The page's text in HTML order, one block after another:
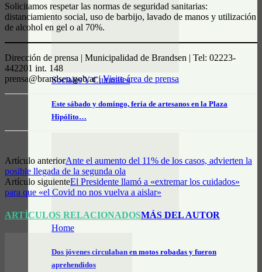
Sociales Y Culturales
Este sábado y domingo, feria de artesanos en la Plaza
Hipólito…
Home
Dos jóvenes circulaban en motos robadas y fueron
aprehendidos
Solicitamos respetar las normas de seguridad sanitarias:
distanciamiento social, uso de barbijo, lavado de manos y utilización
de alcohol en gel o al 70%.
Dirección de prensa | Municipalidad de Brandsen | Tel: 02223-
442201 int. 148
prensa@brandsen.gob.ar |Visite área de prensa
Artículo anteriorAnte el aumento del 11% de los casos, advierten la
posible llegada de la segunda ola
Artículo siguienteEl Presidente llamó a «extremar los cuidados»
para que «el Covid no nos vuelva a aislar»
ARTÍCULOS RELACIONADOSMÁS DEL AUTOR